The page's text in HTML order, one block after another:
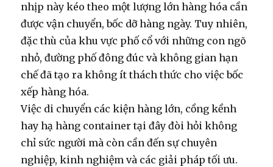
nhịp này kéo theo một lượng lớn hàng hóa cần
được vận chuyển, bốc dỡ hàng ngày. Tuy nhiên,
đặc thù của khu vực phố cổ với những con ngõ
nhỏ, đường phố đông đúc và không gian hạn
chế đã tạo ra không ít thách thức cho việcbốc
xếp hàng hóa.
Việc di chuyển các kiện hàng lớn, cồng kềnh
hayhạ hàng container tại đây đòi hỏi không
chỉ sức người mà còn cần đến sự chuyên
nghiệp, kinh nghiệm và các giải pháp tối ưu.